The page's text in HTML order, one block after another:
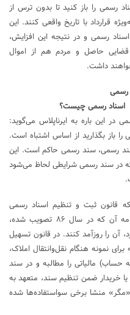
رسمی را باز کنید تا بدون ترس از
قرارداد با تاریخ واقعی کنند. این
رسمی و در نتیجه این افزایش،
حاصل و مردم هم از اموال
داشت.
رسمی
اسناد رسمی چیست؟
در این باره به ایرناپلاس می‌گوید:
باز بگذارید از اساس اشتباه است.
رسمی، سند رسمی حاکم است. این
در سند رسمی شرایطی لحاظ می‌شود
قانون ثبت و تنظیم اسناد رسمی
مصوب ۲۴ مردادماه ۱۳۸۵ است و آیین‌نامه آن که در سال ۸۶ تصویب شده،
آن را روزآمد کنند. در قانون تسهیل
نمونه هنگام نقل‌وانتقال املاک،
حساب) مالیاتی را مطالبه و در سند
یا خریدار ضمن تنظیم سند، متعهد به
منشا برخی سواستفاده‌ها شده